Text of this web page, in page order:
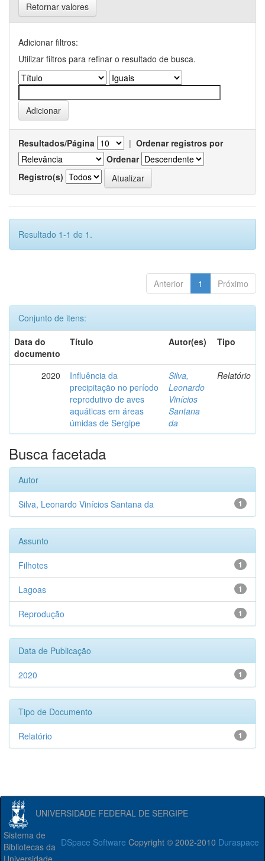
Retornar valores
Adicionar filtros:
Utilizar filtros para refinar o resultado de busca.
Resultados/Página | Ordenar registros por
Ordenar
Registro(s)
Resultado 1-1 de 1.
Anterior 1 Próximo
Conjunto de itens:
Data do
documento
Título Autor(es) Tipo
2020
Influência da
precipitação no período
reprodutivo de aves
aquáticas em áreas
úmidas de Sergipe
Silva,
Leonardo
Vinícios
Santana
da
Relatório
Busca facetada
Autor
1
Silva, Leonardo Vinícios Santana da
Assunto
1
Filhotes
1
Lagoas
1
Reprodução
Data de Publicação
1
2020
Tipo de Documento
1
Relatório
UNIVERSIDADE FEDERAL DE SERGIPE
DSpace Software Copyright © 2002-2010 Duraspace
Sistema de
Bibliotecas da
Universidade